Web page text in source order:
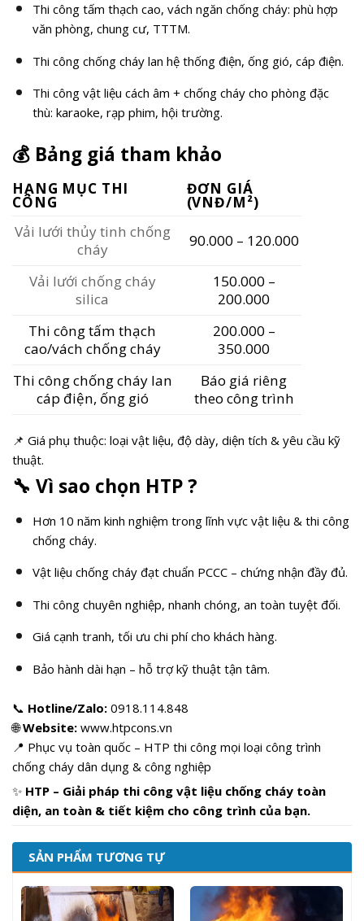
Thi công tấm thạch cao, vách ngăn chống cháy: phù hợp
văn phòng, chung cư, TTTM.
Thi công chống cháy lan hệ thống điện, ống gió, cáp điện.
Thi công vật liệu cách âm + chống cháy cho phòng đặc
thù: karaoke, rạp phim, hội trường.
💰 Bảng giá tham khảo
HẠNG MỤC THI
CÔNG
ĐƠN GIÁ
(VNĐ/M²)
Vải lưới thủy tinh chống
cháy
90.000 – 120.000
Vải lưới chống cháy
silica
150.000 –
200.000
Thi công tấm thạch
cao/vách chống cháy
200.000 –
350.000
Thi công chống cháy lan
cáp điện, ống gió
Báo giá riêng
theo công trình
📌 Giá phụ thuộc: loại vật liệu, độ dày, diện tích & yêu cầu kỹ
thuật.
🔧 Vì sao chọn HTP ?
Hơn 10 năm kinh nghiệm trong lĩnh vực vật liệu & thi công
chống cháy.
Vật liệu chống cháy đạt chuẩn PCCC – chứng nhận đầy đủ.
Thi công chuyên nghiệp, nhanh chóng, an toàn tuyệt đối.
Giá cạnh tranh, tối ưu chi phí cho khách hàng.
Bảo hành dài hạn – hỗ trợ kỹ thuật tận tâm.
📞 Hotline/Zalo: 0918.114.848
🌐Website: www.htpcons.vn
📍 Phục vụ toàn quốc – HTP thi công mọi loại công trình
chống cháy dân dụng & công nghiệp
✨ HTP – Giải pháp thi công vật liệu chống cháy toàn
diện, an toàn & tiết kiệm cho công trình của bạn.
SẢN PHẨM TƯƠNG TỰ